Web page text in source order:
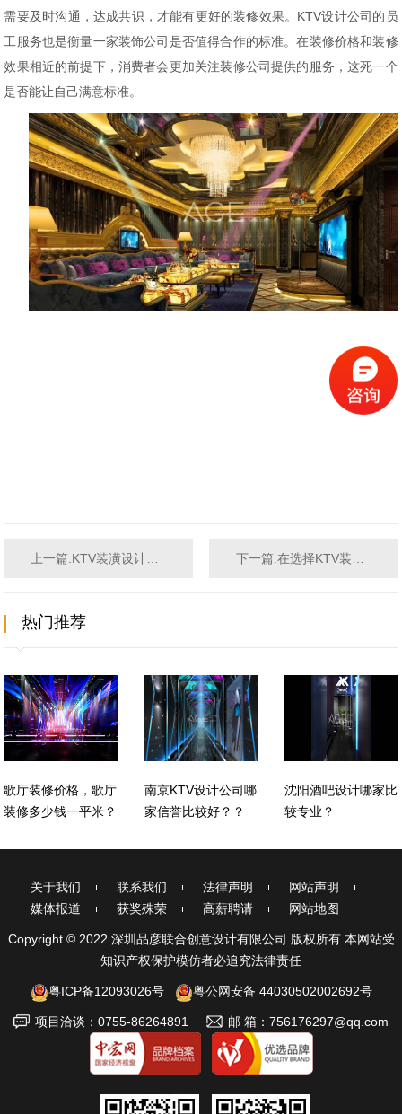
需要及时沟通，达成共识，才能有更好的装修效果。 KTV设计公司 的员
工服务也是衡量一家装饰公司是否值得合作的标准。在装修价格和装修
效果相近的前提下，消费者会更加关注装修公司提供的服务，这死一个
是否能让自己满意标准。
上一篇:KTV装潢设计公司的挑选技巧有哪些？ 下一篇:在选择KTV装饰设计公司时需要了解些什么？？？
热门推荐
歌厅装修价格，歌厅
装修多少钱一平米？
南京KTV设计公司哪
家信誉比较好？？
沈阳酒吧设计哪家比
较专业？
关于我们 联系我们 法律声明
网站声明
媒体报道
获奖殊荣 高薪聘请 网站地图
Copyright © 2022 深圳品彦联合创意设计有限公司 版权所有 本网站受
知识产权保护模仿者必追究法律责任
粤ICP备12093026号 粤公网安备 44030502002692号
项目洽谈：0755-86264891 邮 箱：756176297@qq.com